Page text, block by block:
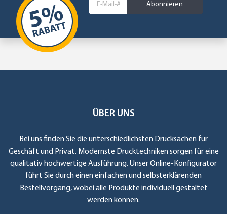
Abonnieren
ÜBER UNS
Bei uns finden Sie die unterschiedlichsten Drucksachen für
Geschäft und Privat. Modernste Drucktechniken sorgen für eine
qualitativ hochwertige Ausführung. Unser Online-Konfigurator
führt Sie durch einen einfachen und selbsterklärenden
Bestellvorgang, wobei alle Produkte individuell gestaltet
werden können.